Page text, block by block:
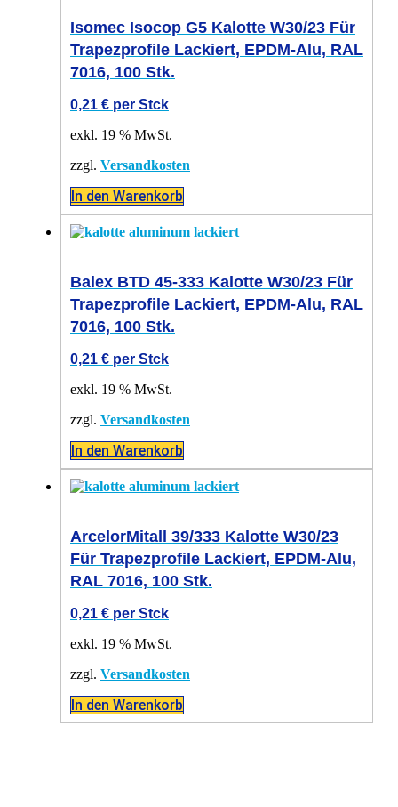
Isomec Isocop G5 Kalotte W30/23 Für
Trapezprofile Lackiert, EPDM-Alu, RAL
7016, 100 Stk.
0,21 € per Stck
exkl. 19 % MwSt.
zzgl. Versandkosten
In den Warenkorb
Balex BTD 45-333 Kalotte W30/23 Für
Trapezprofile Lackiert, EPDM-Alu, RAL
7016, 100 Stk.
0,21 € per Stck
exkl. 19 % MwSt.
zzgl. Versandkosten
In den Warenkorb
ArcelorMitall 39/333 Kalotte W30/23
Für Trapezprofile Lackiert, EPDM-Alu,
RAL 7016, 100 Stk.
0,21 € per Stck
exkl. 19 % MwSt.
zzgl. Versandkosten
In den Warenkorb